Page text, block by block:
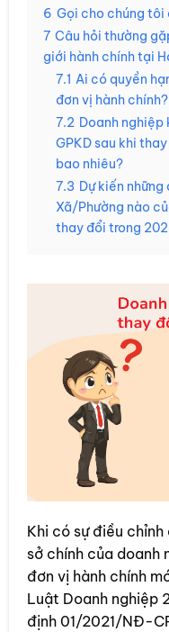
6 Gọi cho chúng tôi
7 Câu hỏi thường
giới hành chính tại
7.1 Ai có quyền
đơn vị hành chính?
7.2 Doanh
GPKD sau khi
bao nhiêu?
7.3 Dự kiến
Xã/Phường nào
thay đổi trong
Khi có sự điều
sở chính của
đơn vị hành chính
Luật Doanh nghiệp
định 01/2021/NĐ-